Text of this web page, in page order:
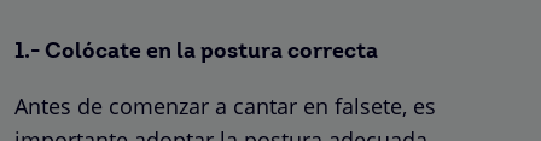
1.- Colócate en la postura correcta
Antes de comenzar a cantar en falsete, es